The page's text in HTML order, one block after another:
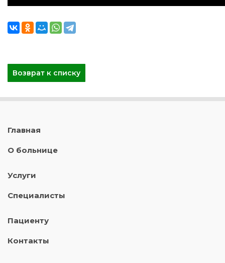
Возврат к списку
Главная
О больнице
Услуги
Специалисты
Пациенту
Контакты